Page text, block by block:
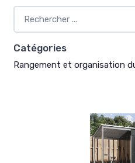
Catégories
Rangement et organisation